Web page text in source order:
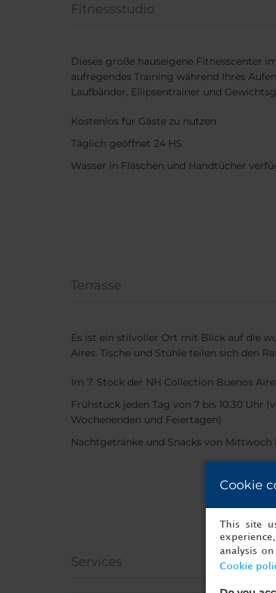
Fitnessstudio
Dieses große hauseigene Fitnesscenter
aufregendes Training während Ihres
Laufbänder, Ellipsentrainer und
Kostenlos für Gäste zu nutzen
Täglich geöffnet 24 HS
Wasser in Flaschen und Handtücher
Terrasse
Es ist ein stilvoller Ort mit Blick auf die
Aires. Tische und Stühle teilen sich den
Im 7. Stock der NH Collection Buenos
Frühstück jeden Tag von 7 bis 10.30 Uhr
Wochenenden und Feiertagen)
Nachtgetränke und Snacks von
Services
Cookie
This site
analysis
Cookie